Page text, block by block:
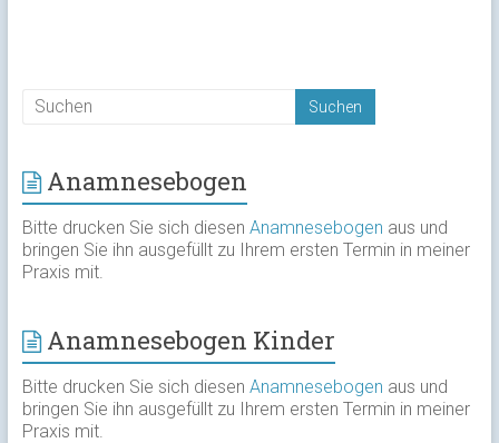
Anamnesebogen
Bitte drucken Sie sich diesen Anamnesebogen aus und
bringen Sie ihn ausgefüllt zu Ihrem ersten Termin in meiner
Praxis mit.
Anamnesebogen Kinder
Bitte drucken Sie sich diesen Anamnesebogen aus und
bringen Sie ihn ausgefüllt zu Ihrem ersten Termin in meiner
Praxis mit.